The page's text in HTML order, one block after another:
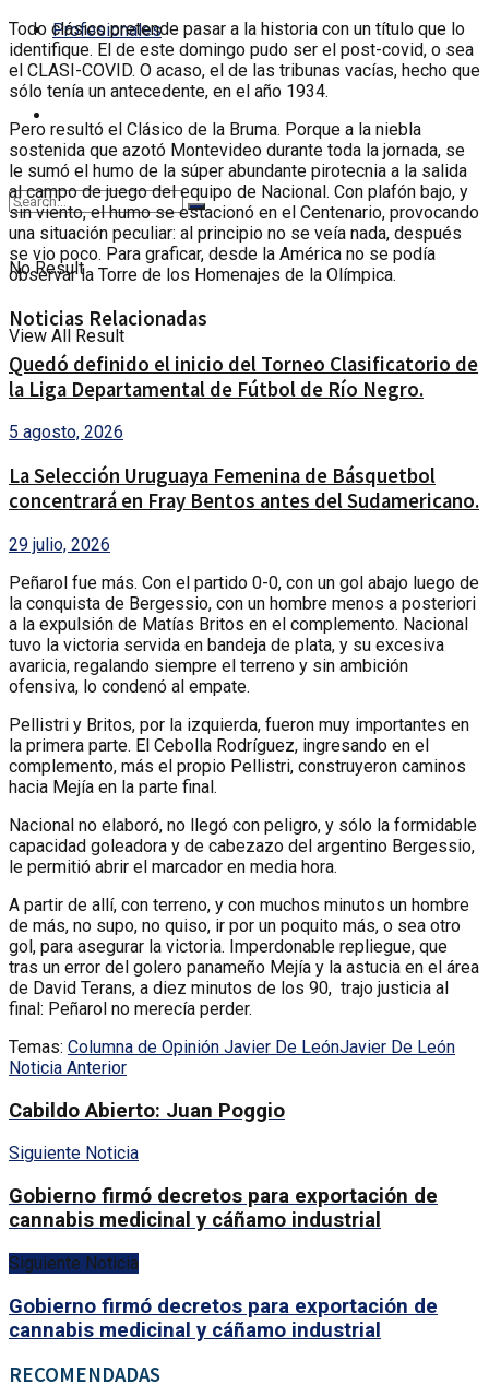
Profesionales
No Result
View All Result
Todo clásico pretende pasar a la historia con un título que lo
identifique. El de este domingo pudo ser el post-covid, o sea
el CLASI-COVID. O acaso, el de las tribunas vacías, hecho que
sólo tenía un antecedente, en el año 1934.
Pero resultó el Clásico de la Bruma. Porque a la niebla
sostenida que azotó Montevideo durante toda la jornada, se
le sumó el humo de la súper abundante pirotecnia a la salida
al campo de juego del equipo de Nacional. Con plafón bajo, y
sin viento, el humo se estacionó en el Centenario, provocando
una situación peculiar: al principio no se veía nada, después
se vio poco. Para graficar, desde la América no se podía
observar la Torre de los Homenajes de la Olímpica.
Noticias Relacionadas
Quedó definido el inicio del Torneo Clasificatorio de
la Liga Departamental de Fútbol de Río Negro.
5 agosto, 2026
La Selección Uruguaya Femenina de Básquetbol
concentrará en Fray Bentos antes del Sudamericano.
29 julio, 2026
Peñarol fue más. Con el partido 0-0, con un gol abajo luego de
la conquista de Bergessio, con un hombre menos a posteriori
a la expulsión de Matías Britos en el complemento. Nacional
tuvo la victoria servida en bandeja de plata, y su excesiva
avaricia, regalando siempre el terreno y sin ambición
ofensiva, lo condenó al empate.
Pellistri y Britos, por la izquierda, fueron muy importantes en
la primera parte. El Cebolla Rodríguez, ingresando en el
complemento, más el propio Pellistri, construyeron caminos
hacia Mejía en la parte final.
Nacional no elaboró, no llegó con peligro, y sólo la formidable
capacidad goleadora y de cabezazo del argentino Bergessio,
le permitió abrir el marcador en media hora.
A partir de allí, con terreno, y con muchos minutos un hombre
de más, no supo, no quiso, ir por un poquito más, o sea otro
gol, para asegurar la victoria. Imperdonable repliegue, que
tras un error del golero panameño Mejía y la astucia en el área
de David Terans, a diez minutos de los 90, trajo justicia al
final: Peñarol no merecía perder.
Temas: Columna de Opinión Javier De LeónJavier De León
Noticia Anterior
Cabildo Abierto: Juan Poggio
Siguiente Noticia
Gobierno firmó decretos para exportación de
cannabis medicinal y cáñamo industrial
Siguiente Noticia
Gobierno firmó decretos para exportación de
cannabis medicinal y cáñamo industrial
RECOMENDADAS